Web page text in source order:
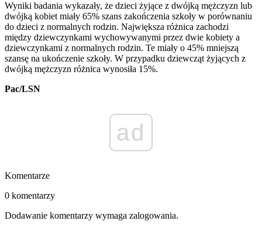
Wyniki badania wykazały, że dzieci żyjące z dwójką mężczyzn lub
dwójką kobiet miały 65% szans zakończenia szkoły w porównaniu
do dzieci z normalnych rodzin. Największa różnica zachodzi
między dziewczynkami wychowywanymi przez dwie kobiety a
dziewczynkami z normalnych rodzin. Te miały o 45% mniejszą
szansę na ukończenie szkoły. W przypadku dziewcząt żyjących z
dwójką mężczyzn różnica wynosiła 15%.
Pac/LSN
ad
Komentarze
0 komentarzy
Dodawanie komentarzy wymaga zalogowania.